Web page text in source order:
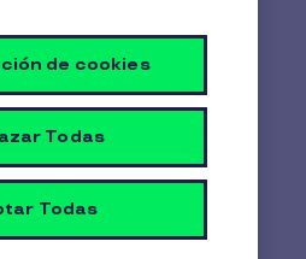
gestionar y añadir nuevos
tu plataforma de Cobee
permisos
tengan asignado.
de cookies
Todas
Todas